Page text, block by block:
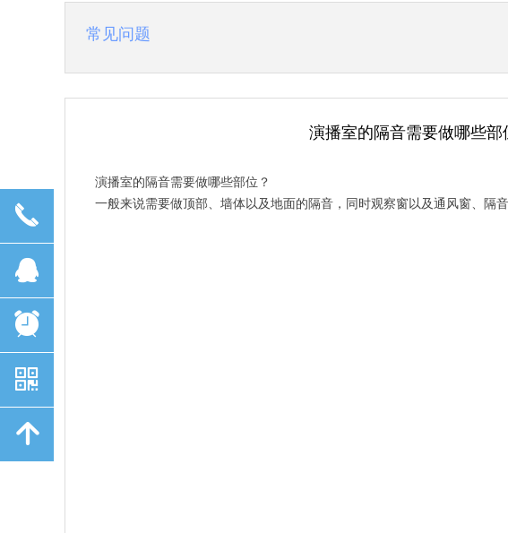
演播室的隔音需要做哪些部
演播室的隔音需要做哪些部位？
一般来说需要做顶部、墙体以及地面的隔音，同时观察窗以及通风窗、隔音
常见问题
끅
뀩
뀥
낃
녕